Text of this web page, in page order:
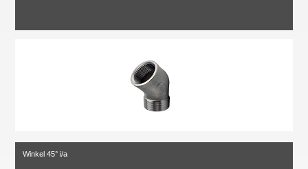
Winkel 45° i/a